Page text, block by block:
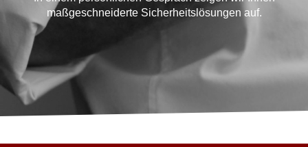
maßgeschneiderte Sicherheitslösungen auf.